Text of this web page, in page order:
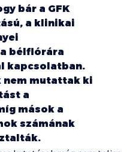
bár a GFK
a klinikai
bélflórára
kapcsolatban.
nem mutattak ki
a
mások a
számának